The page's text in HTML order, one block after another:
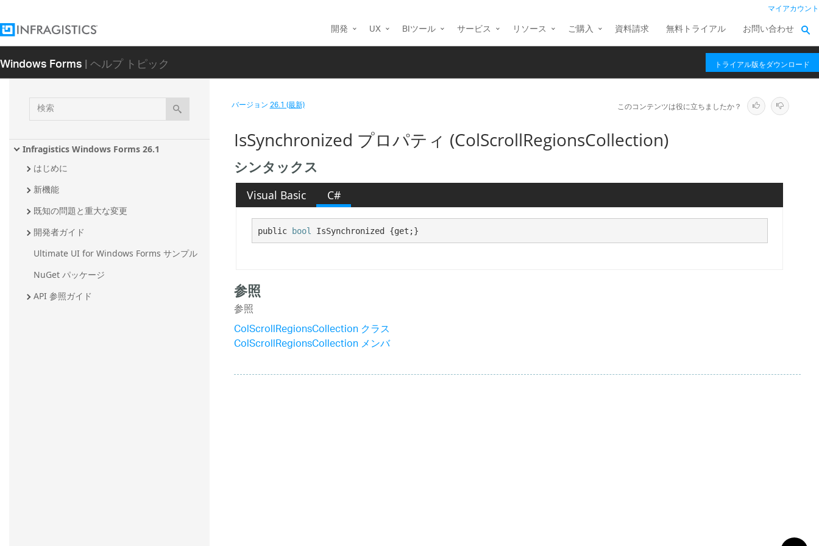
マイアカウント
開発 UX BIツール サービス リソース ご購入 資料請求 無料トライアル お問い合わせ
Windows Forms| ヘルプ トピック トライアル版をダウンロード
検
索
Infragistics Windows Forms 26.1
はじめに
新機能
既知の問題と重大な変更
開発者ガイド
Ultimate UI for Windows Forms サンプル
NuGet パッケージ
API 参照ガイド
バージョン26.1 (最新) このコンテンツは役に立ちましたか？
IsSynchronized プロパティ (ColScrollRegionsCollection)
シンタックス
Visual Basic C#
public bool IsSynchronized {get;}
参照
参照
ColScrollRegionsCollection クラス
ColScrollRegionsCollection メンバ